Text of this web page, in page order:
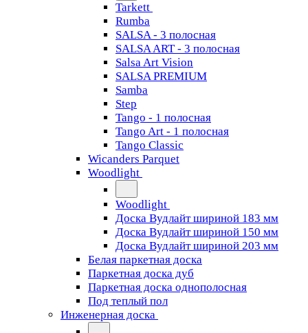
Tarkett
Rumba
SALSA - 3 полосная
SALSA ART - 3 полосная
Salsa Art Vision
SALSA PREMIUM
Samba
Step
Tango - 1 полосная
Tango Art - 1 полосная
Tango Classiс
Wicanders Parquet
Woodlight
Woodlight
Доска Вудлайт шириной 183 мм
Доска Вудлайт шириной 150 мм
Доска Вудлайт шириной 203 мм
Белая паркетная доска
Паркетная доска дуб
Паркетная доска однополосная
Под теплый пол
Инженерная доска